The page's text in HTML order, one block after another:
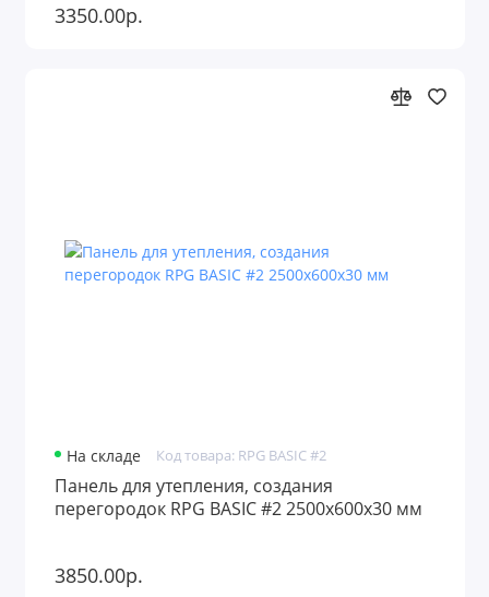
3350.00р.
На складе Код товара: RPG BASIC #2
Панель для утепления, создания
перегородок RPG BASIC #2 2500х600х30 мм
3850.00р.